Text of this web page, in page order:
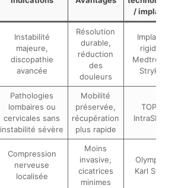
/ implants
Instabilité
majeure,
discopathie
avancée
Résolution
durable,
réduction
des
douleurs
Implants
rigides
Medtronic,
Stryker
Pathologies
lombaires ou
cervicales sans
instabilité sévère
Mobilité
préservée,
récupération
plus rapide
TOPS,
IntraSPINE
Compression
nerveuse
localisée
Moins
invasive,
cicatrices
minimes
Olympus,
Karl Storz